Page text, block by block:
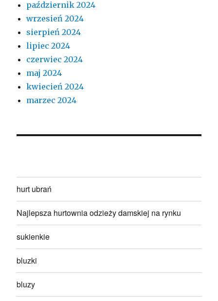
październik 2024
wrzesień 2024
sierpień 2024
lipiec 2024
czerwiec 2024
maj 2024
kwiecień 2024
marzec 2024
hurt ubrań
Najlepsza hurtownia odzieży damskiej na rynku
sukienkie
bluzki
bluzy